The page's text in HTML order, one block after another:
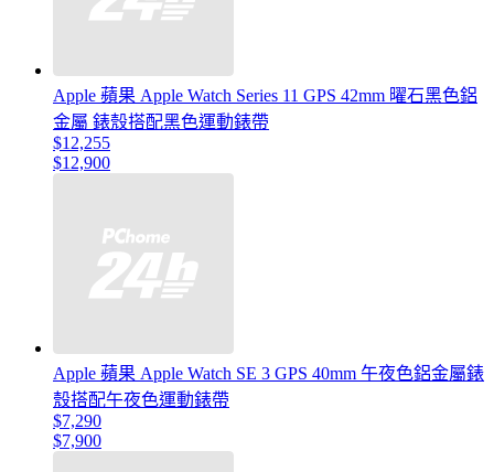
Apple 蘋果 Apple Watch Series 11 GPS 42mm 曜石黑色鋁
金屬 錶殼搭配黑色運動錶帶
$12,255
$12,900
Apple 蘋果 Apple Watch SE 3 GPS 40mm 午夜色鋁金屬錶
殼搭配午夜色運動錶帶
$7,290
$7,900